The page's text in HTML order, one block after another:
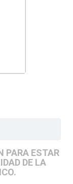
PARA ESTAR
DE LA